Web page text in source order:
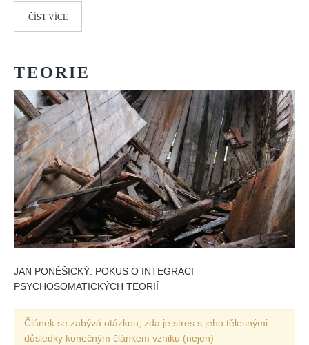
ČÍST VÍCE
TEORIE
JAN PONĚŠICKÝ: POKUS O INTEGRACI
PSYCHOSOMATICKÝCH TEORIÍ
Článek se zabývá otázkou, zda je stres s jeho tělesnými
důsledky konečným článkem vzniku (nejen)